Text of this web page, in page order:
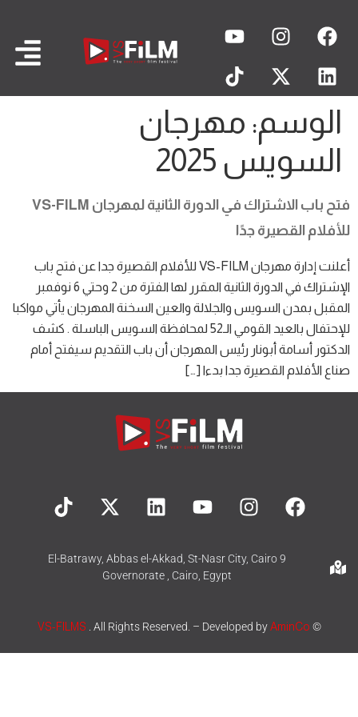
الوسم: مهرجان
السويس 2025
فتح باب الاشتراك في الدورة الثانية لمهرجان VS-FILM
للأفلام القصيرة جدًا
أعلنت إدارة مهرجان VS-FILM للأفلام القصيرة جدا عن فتح باب
الإشتراك في الدورة الثانية المقرر لها الفترة من 2 وحتي 6 نوفمبر
المقبل بمدن السويس والجلالة والعين السخنة المهرجان يأتي مواكبا
للإحتفال بالعيد القومي الـ52 لمحافظة السويس الباسلة . كشف
الدكتور أسامة أبونار رئيس المهرجان أن باب التقديم سيفتح أمام
صناع الأفلام القصيرة جدا بدءا […]
9 El-Batrawy, Abbas el-Akkad, St-Nasr City, Cairo
Governorate , Cairo, Egypt
©
VS-FILMS . All Rights Reserved. – Developed byAminCo